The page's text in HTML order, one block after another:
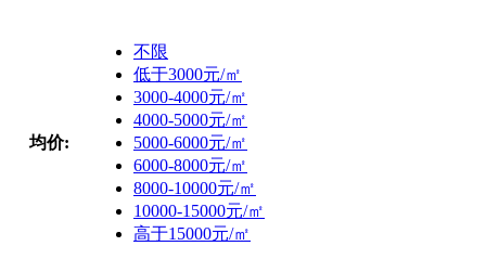
均价:
不限
低于3000元/㎡
3000-4000元/㎡
4000-5000元/㎡
5000-6000元/㎡
6000-8000元/㎡
8000-10000元/㎡
10000-15000元/㎡
高于15000元/㎡